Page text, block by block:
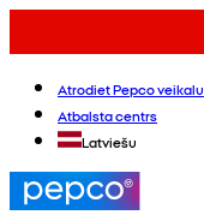
Atrodiet Pepco veikalu
Atbalsta centrs
Latviešu